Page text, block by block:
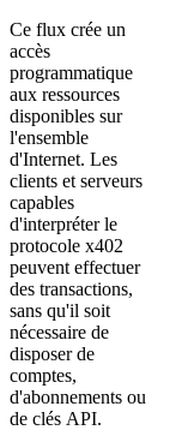
Ce flux crée un
accès
programmatique
aux ressources
disponibles sur
l'ensemble
d'Internet. Les
clients et serveurs
capables
d'interpréter le
protocole x402
peuvent effectuer
des transactions,
sans qu'il soit
nécessaire de
disposer de
comptes,
d'abonnements ou
de clés API.